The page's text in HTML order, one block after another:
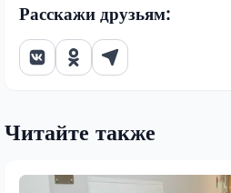
Расскажи друзьям:
Читайте также